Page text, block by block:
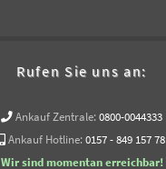
Rufen Sie uns an:
Ankauf Zentrale: 0800-0044333
Ankauf Hotline: 0157 - 849 157 78
Wir sind momentan erreichbar!